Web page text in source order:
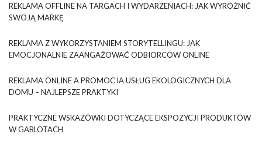
REKLAMA OFFLINE NA TARGACH I WYDARZENIACH: JAK WYRÓŻNIĆ
SWOJĄ MARKĘ
REKLAMA Z WYKORZYSTANIEM STORYTELLINGU: JAK
EMOCJONALNIE ZAANGAŻOWAĆ ODBIORCÓW ONLINE
REKLAMA ONLINE A PROMOCJA USŁUG EKOLOGICZNYCH DLA
DOMU – NAJLEPSZE PRAKTYKI
PRAKTYCZNE WSKAZÓWKI DOTYCZĄCE EKSPOZYCJI PRODUKTÓW
W GABLOTACH